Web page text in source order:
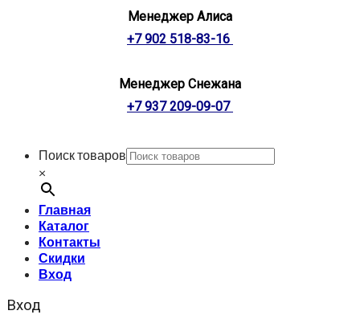
Менеджер Алиса
+7 902 518-83-16
Менеджер Снежана
+7 937 209-09-07
Поиск товаров
×
Главная
Каталог
Контакты
Скидки
Вход
Вход